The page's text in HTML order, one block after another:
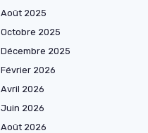
Août 2025
Octobre 2025
Décembre 2025
Février 2026
Avril 2026
Juin 2026
Août 2026